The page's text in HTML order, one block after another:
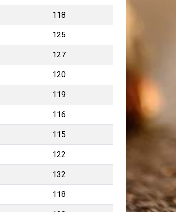
118
125
127
120
119
116
115
122
132
118